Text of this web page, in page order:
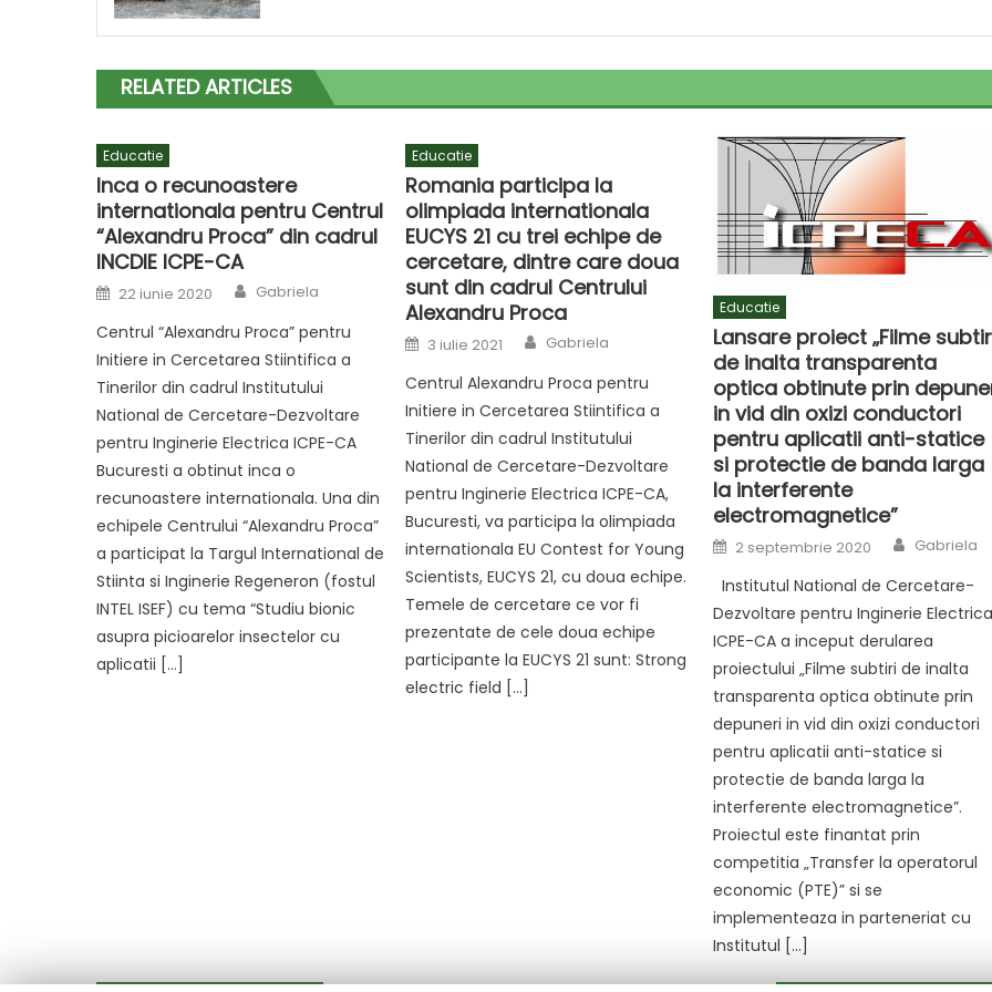
RELATED ARTICLES
Educatie
Inca o recunoastere
internationala pentru Centrul
“Alexandru Proca” din cadrul
INCDIE ICPE-CA
Posted
on
22 iunie 2020 Author
Gabriela
Centrul “Alexandru Proca” pentru
Initiere in Cercetarea Stiintifica a
Tinerilor din cadrul Institutului
National de Cercetare-Dezvoltare
pentru Inginerie Electrica ICPE-CA
Bucuresti a obtinut inca o
recunoastere internationala. Una din
echipele Centrului “Alexandru Proca”
a participat la Targul International de
Stiinta si Inginerie Regeneron (fostul
INTEL ISEF) cu tema “Studiu bionic
asupra picioarelor insectelor cu
aplicatii […]
Educatie
Romania participa la
olimpiada internationala
EUCYS 21 cu trei echipe de
cercetare, dintre care doua
sunt din cadrul Centrului
Alexandru Proca
Posted
on
3 iulie 2021 Author
Gabriela
Centrul Alexandru Proca pentru
Initiere in Cercetarea Stiintifica a
Tinerilor din cadrul Institutului
National de Cercetare-Dezvoltare
pentru Inginerie Electrica ICPE-CA,
Bucuresti, va participa la olimpiada
internationala EU Contest for Young
Scientists, EUCYS 21, cu doua echipe.
Temele de cercetare ce vor fi
prezentate de cele doua echipe
participante la EUCYS 21 sunt: Strong
electric field […]
Educatie
Lansare proiect „Filme
de inalta transparenta
optica obtinute prin
in vid din oxizi conductori
pentru aplicatii anti-statice
si protectie de banda larga
la interferente
electromagnetice”
Posted
on
2 septembrie 2020 Author
Gabriela
Institutul National de Cercetare-
Dezvoltare pentru Inginerie
ICPE-CA a inceput derularea
proiectului „Filme subtiri de inalta
transparenta optica obtinute prin
depuneri in vid din oxizi conductori
pentru aplicatii anti-statice si
protectie de banda larga la
interferente electromagnetice”.
Proiectul este finantat prin
competitia „Transfer la operatorul
economic (PTE)” si se
implementeaza in parteneriat cu
Institutul […]